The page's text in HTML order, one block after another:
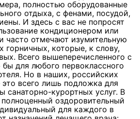
полностью оборудованные
отдыха, с фенами, посудой,
И здесь с вас не попросят
кондиционером или
часто отмечают изумительную
горничных, которые, к слову,
Всего вышеперечисленного с
бы для любого первоклассного
Но в наших, российских
всего лишь подложка для
санаторно-курортных услуг. В
полноценный оздоровительный
для каждого в